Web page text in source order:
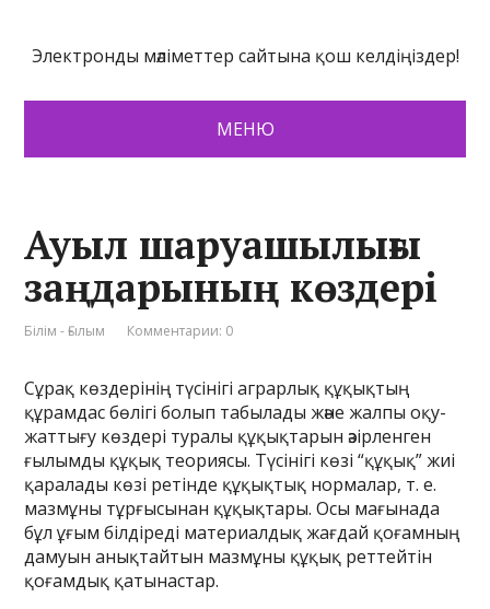
Электронды мәліметтер сайтына қош келдіңіздер!
МЕНЮ
Ауыл шаруашылығы
заңдарының көздері
Білім - Ғылым Комментарии: 0
Сұрақ көздерінің түсінігі аграрлық құқықтың
құрамдас бөлігі болып табылады және жалпы оқу-
жаттығу көздері туралы құқықтарын әзірленген
ғылымды құқық теориясы. Түсінігі көзі “құқық” жиі
қаралады көзі ретінде құқықтық нормалар, т. е.
мазмұны тұрғысынан құқықтары. Осы мағынада
бұл ұғым білдіреді материалдық жағдай қоғамның
дамуын анықтайтын мазмұны құқық реттейтін
қоғамдық қатынастар.